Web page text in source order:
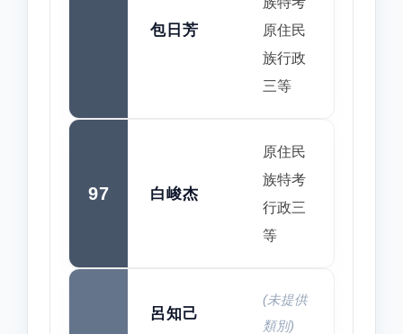
包日芳
原住民
族行政
三等
97 白峻杰
原住民
族特考
行政三
等
呂知己
(未提供
類別)